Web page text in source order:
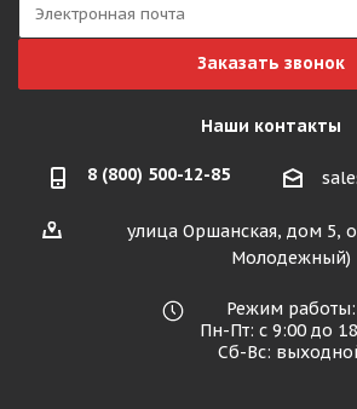
Заказать звонок
Наши контакты
8 (800) 500-12-85
улица Оршанская, дом 5,
Молодежный)
Режим работы:
Пн-Пт: с 9:00 до
Сб-Вс: